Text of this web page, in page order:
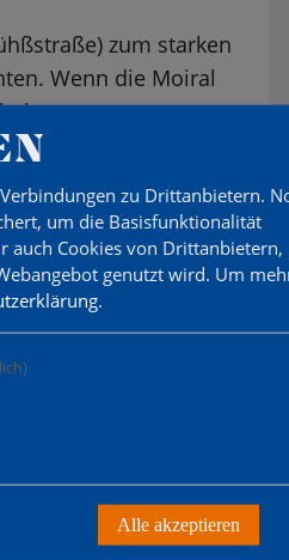
zum starken
Wenn die Moiral
sich vielleicht)
voraussagte:
zu Drittanbietern.
um die Basisfunktionalität
auch Cookies von Drittanbietern,
genutzt wird. Um
.
Alle akzeptieren